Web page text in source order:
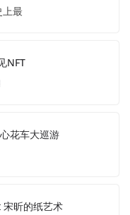
最
NFT
花车大巡游
昕的纸艺术